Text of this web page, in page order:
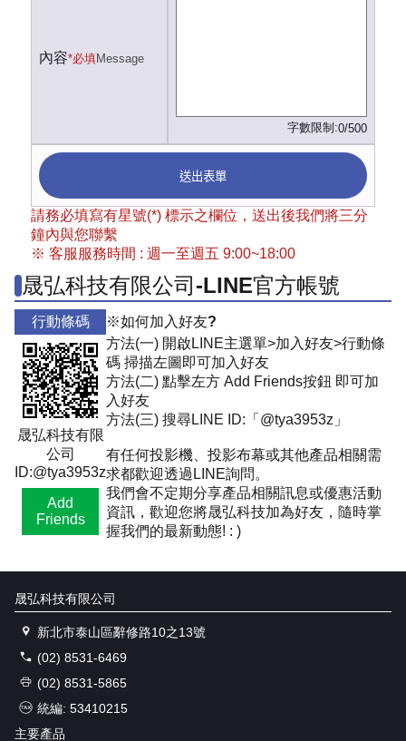
內容*必填Message
字數限制:0/500
送出表單
請務必填寫有星號(*) 標示之欄位，送出後我們將三分
鐘內與您聯繫
※ 客服服務時間 : 週一至週五 9:00~18:00
晟弘科技有限公司-LINE官方帳號
行動條碼
晟弘科技有限
公司
ID:@tya3953z
Add
Friends
※如何加入好友?
方法(一) 開啟LINE主選單>加入好友>行動條
碼 掃描左圖即可加入好友
方法(二) 點擊左方 Add Friends按鈕 即可加
入好友
方法(三) 搜尋LINE ID:「@tya3953z」
有任何投影機、投影布幕或其他產品相關需
求都歡迎透過LINE詢問。
我們會不定期分享產品相關訊息或優惠活動
資訊，歡迎您將晟弘科技加為好友，隨時掌
握我們的最新動態! : )
晟弘科技有限公司
新北市泰山區辭修路10之13號
(02) 8531-6469
(02) 8531-5865
統編: 53410215
主要產品